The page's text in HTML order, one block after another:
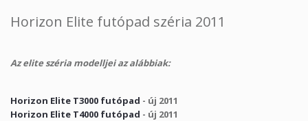
Horizon Elite futópad széria 2011
Az elite széria modelljei az alábbiak:
Horizon Elite T3000 futópad - új 2011
Horizon Elite T4000 futópad - új 2011